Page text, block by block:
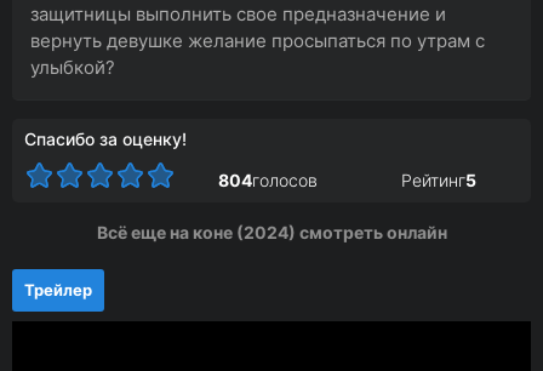
защитницы выполнить свое предназначение и
вернуть девушке желание просыпаться по утрам с
улыбкой?
Спасибо за оценку!
804голосов Рейтинг5
Всё еще на коне (2024) смотреть онлайн
Трейлер